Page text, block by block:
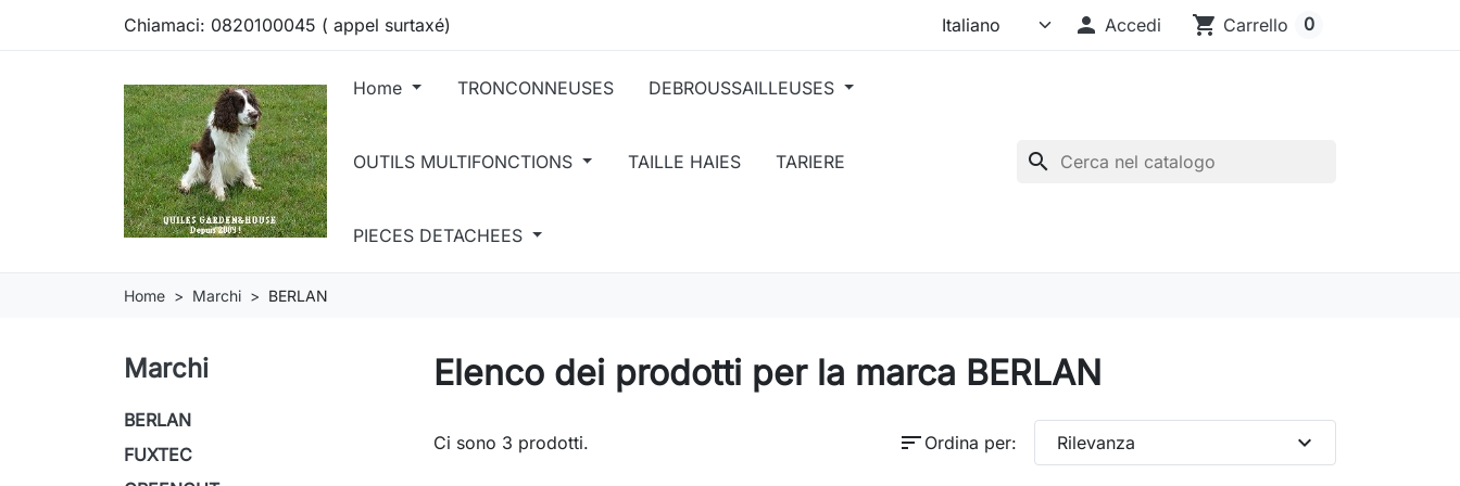
Chiamaci: 0820100045 ( appel surtaxé)  Accedi shopping_cart Carrello 0
search
Home TRONCONNEUSES DEBROUSSAILLEUSES
OUTILS MULTIFONCTIONS TAILLE HAIES TARIERE
PIECES DETACHEES
Home Marchi BERLAN
Marchi
BERLAN
FUXTEC
Elenco dei prodotti per la marca BERLAN
Ci sono 3 prodotti. sort Ordina per: Rilevanza expand_more